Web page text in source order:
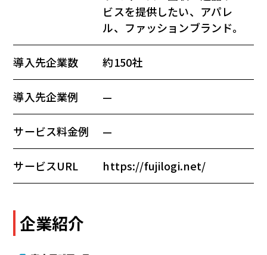
ビスを提供したい、アパレ
ル、ファッションブランド。
導入先企業数 約150社
導入先企業例 —
サービス料金例 —
サービスURL https://fujilogi.net/
企業紹介